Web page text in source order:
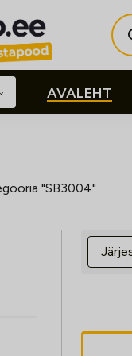
AVALEHT
"SB3004"